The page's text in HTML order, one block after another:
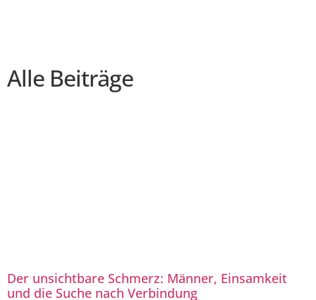
Alle Beiträge
Der unsichtbare Schmerz: Männer, Einsamkeit
und die Suche nach Verbindung